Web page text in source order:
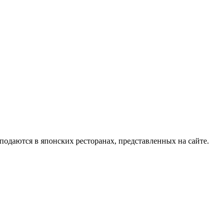
в японских ресторанах, представленных на сайте.